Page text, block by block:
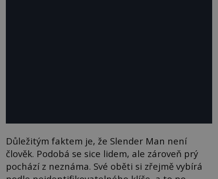
Důležitým faktem je, že Slender Man není
člověk. Podobá se sice lidem, ale zároveň prý
pochází z neznáma. Své oběti si zřejmě vybírá